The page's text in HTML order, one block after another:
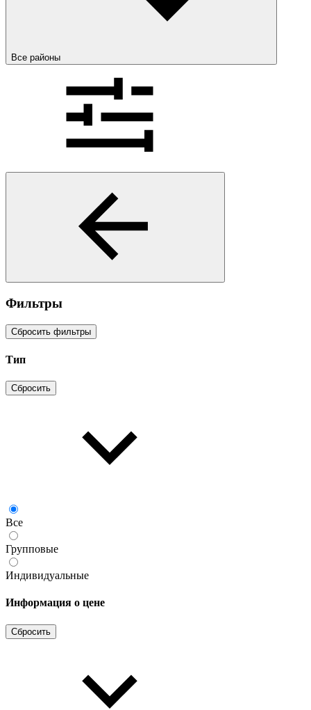
Все районы
Фильтры
Сбросить фильтры
Тип
Сбросить
Все
Групповые
Индивидуальные
Информация о цене
Сбросить